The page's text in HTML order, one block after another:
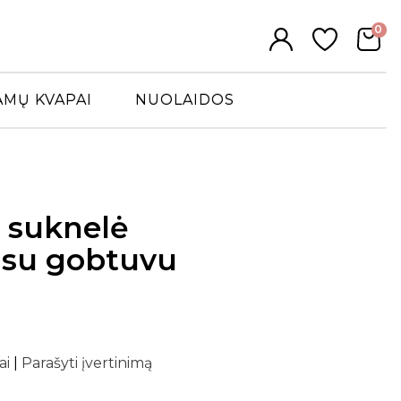
0
KVAPAI NUOLAIDOS
suknelė
gobtuvu
Parašyti įvertinimą